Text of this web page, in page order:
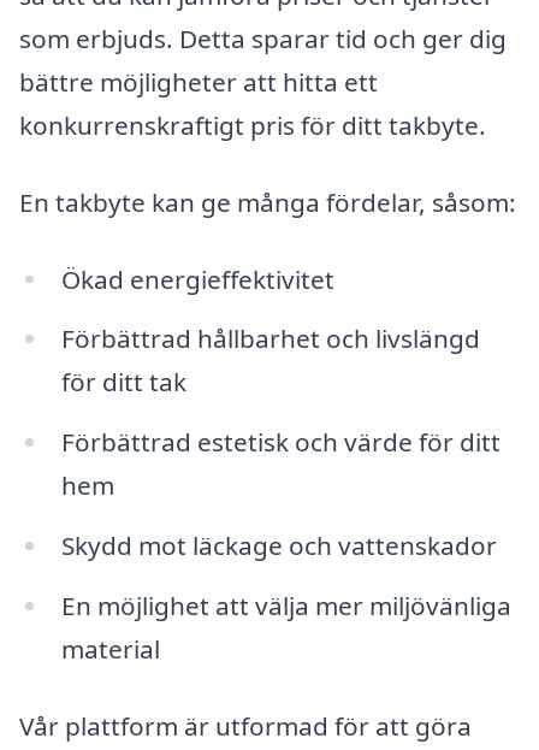
som erbjuds. Detta sparar tid och ger dig
bättre möjligheter att hitta ett
konkurrenskraftigt pris för ditt takbyte.
En takbyte kan ge många fördelar, såsom:
Ökad energieffektivitet
Förbättrad hållbarhet och livslängd
för ditt tak
Förbättrad estetisk och värde för ditt
hem
Skydd mot läckage och vattenskador
En möjlighet att välja mer miljövänliga
material
Vår plattform är utformad för att göra